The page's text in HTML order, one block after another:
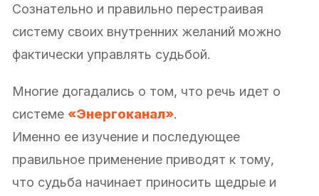
Сознательно и правильно перестраивая
систему своих внутренних желаний можно
фактически управлять судьбой.
Многие догадались о том, что речь идет о
системе «Энергоканал».
Именно ее изучение и последующее
правильное применение приводят к тому,
что судьба начинает приносить щедрые и